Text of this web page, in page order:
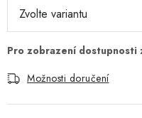
Možnosti doručení